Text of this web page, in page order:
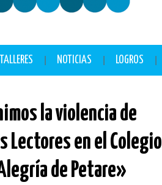
TALLERES NOTICIAS LOGROS
la violencia de
Lectores en el Colegio
de Petare»